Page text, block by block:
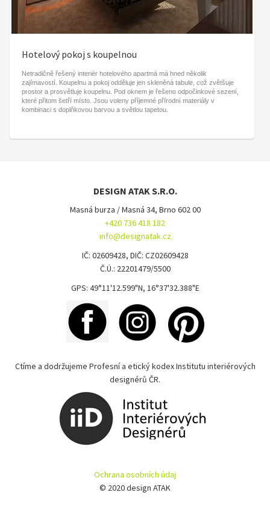
Hotelový pokoj s koupelnou
Netradičně řešený interiér hotelového apartmá má hned několik
zajímavostí. Koupelnu a pokoj odděluje jen skleněná tabule, což zvětšuje
prostor a prosvětluje koupelnu. Pod oknem je řešeno odpočinkové sezení,
které přitom šetří místo. Jsou voleny příjemné přírodní materiály v
kombinaci s doplňkovou barvou a světlou tapetou.
DESIGN ATAK S.R.O.
Masná burza / Masná 34, Brno 602 00
+420 736 418 182
info@designatak.cz
IČ: 02609428, DIČ: CZ02609428
Č.Ú.: 22201479/5500
GPS: 49°11'12.599"N, 16°37'32.388"E
Ctíme a dodržujeme Profesní a etický kodex Institutu interiérových
designérů ČR.
Ochrana osobních údaj
© 2020 design ATAK